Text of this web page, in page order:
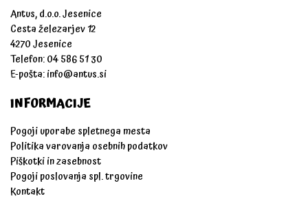
Antus, d.o.o. Jesenice
Cesta železarjev 12
4270 Jesenice
Telefon: 04 586 51 30
E-pošta:info@antus.si
INFORMACIJE
Pogoji uporabe spletnega mesta
Politika varovanja osebnih podatkov
Piškotki in zasebnost
Pogoji poslovanja spl. trgovine
Kontakt